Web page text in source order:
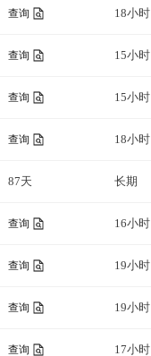
查询 18小时
查询 15小时
查询 15小时
查询 18小时
87天 长期
查询 16小时
查询 19小时
查询 19小时
查询 17小时